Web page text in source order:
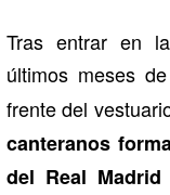
Tras entrar en
últimos meses
frente del
canteranos
del Real